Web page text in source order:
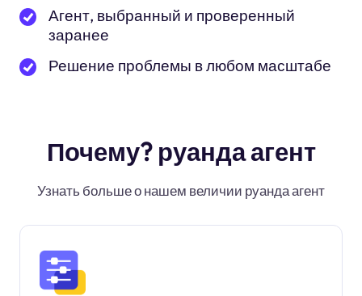
Агент, выбранный и проверенный
заранее
Решение проблемы в любом масштабе
Почему? руанда агент
Узнать больше о нашем величии руанда агент